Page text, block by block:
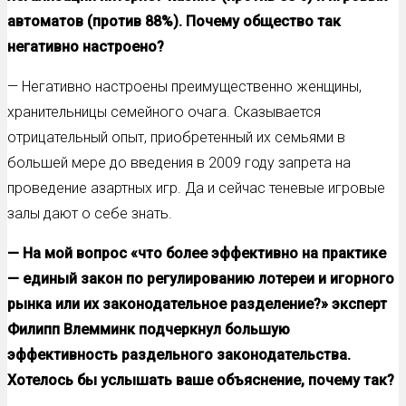
автоматов (против 88%). Почему общество так
негативно настроено?
— Негативно настроены преимущественно женщины,
хранительницы семейного очага. Сказывается
отрицательный опыт, приобретенный их семьями в
большей мере до введения в 2009 году запрета на
проведение азартных игр. Да и сейчас теневые игровые
залы дают о себе знать.
— На мой вопрос «что более эффективно на практике
— единый закон по регулированию лотереи и игорного
рынка или их законодательное разделение?» эксперт
Филипп Влемминк подчеркнул большую
эффективность раздельного законодательства.
Хотелось бы услышать ваше объяснение, почему так?